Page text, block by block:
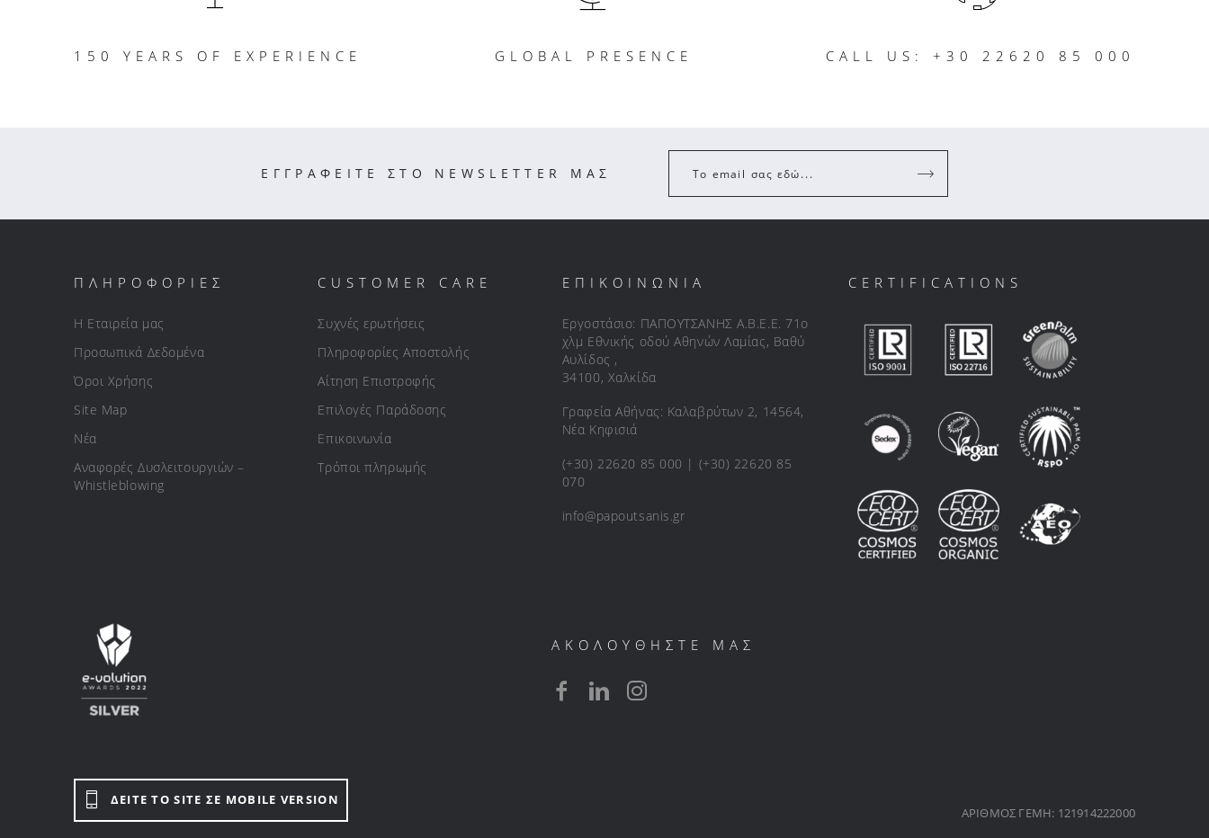
150 YEARS OF EXPERIENCE GLOBAL PRESENCE CALL US: +30 22620 85 000
ΕΓΓΡΑΦΕΙΤΕ ΣΤΟ NEWSLETTER ΜΑΣ Το email σας εδώ...
ΠΛΗΡΟΦΟΡΙΕΣ
Η Εταιρεία μας
Προσωπικά Δεδομένα
Όροι Χρήσης
Site Map
Νέα
Αναφορές Δυσλειτουργιών –
Whistleblowing
CUSTOMER CARE
Συχνές ερωτήσεις
Πληροφορίες Αποστολής
Αίτηση Επιστροφής
Επιλογές Παράδοσης
Επικοινωνία
Τρόποι πληρωμής
ΕΠΙΚΟΙΝΩΝΙΑ
Εργοστάσιο: ΠΑΠΟΥΤΣΑΝΗΣ Α.Β.Ε.Ε. 71ο
χλμ Εθνικής οδού Αθηνών Λαμίας, Βαθύ
Αυλίδος ,
34100, Χαλκίδα
Γραφεία Αθήνας: Καλαβρύτων 2, 14564,
Νέα Κηφισιά
(+30) 22620 85 000 | (+30) 22620 85
070
info@papoutsanis.gr
CERTIFICATIONS
ΑΚΟΛΟΥΘΗΣΤΕ ΜΑΣ
ΔΕΙΤΕ ΤΟ SITE ΣΕ MOBILE VERSION
ΑΡΙΘΜΟΣ ΓΕΜΗ: 121914222000